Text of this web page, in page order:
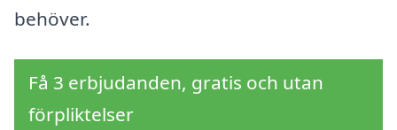
behöver.
Få 3 erbjudanden, gratis och utan
förpliktelser